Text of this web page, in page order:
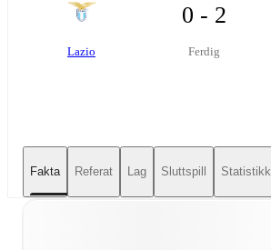
Lazio
0 - 2
Ferdig
Fakta Referat Lag Sluttspill Statistikk